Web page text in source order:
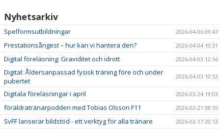
Nyhetsarkiv
Spelformsutbildningar 2026-04-06 09:47
Prestationsångest – hur kan vi hantera den? 2026-04-04 10:31
Digital föreläsning: Graviditet och idrott 2026-04-03 12:56
Digital: Åldersanpassad fysisk träning före och under
pubertet
2026-04-03 10:53
Digitala föreläsningar i april 2026-03-24 19:03
föräldratränarpodden med Tobias Olsson F11 2026-03-21 08:55
SvFF lanserar bildstöd - ett verktyg för alla tränare 2026-03-17 20:13